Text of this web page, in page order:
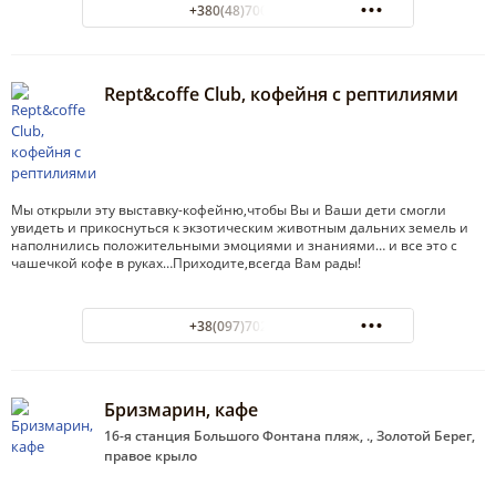
+380(48)700-28-91
Rept&coffe Club, кофейня с рептилиями
Мы открыли эту выставку-кофейню,чтобы Вы и Ваши дети смогли
увидеть и прикоснуться к экзотическим животным дальних земель и
наполнились положительными эмоциями и знаниями… и все это с
чашечкой кофе в руках…Приходите,всегда Вам рады!
+38(097)702-28-60
Бризмарин, кафе
16-я станция Большого Фонтана пляж, ., Золотой Берег,
правое крыло